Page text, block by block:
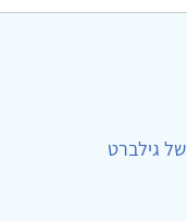
גילברט